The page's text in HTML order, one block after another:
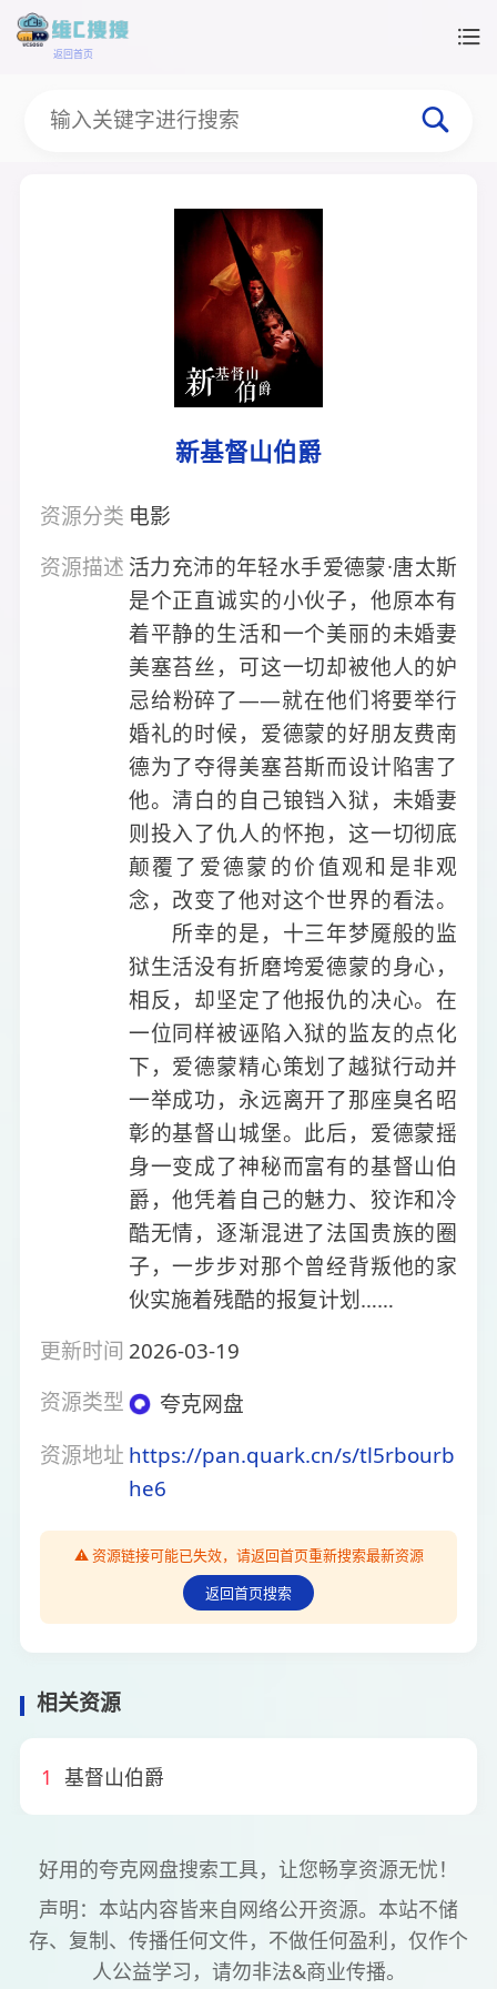
返回首页
新基督山伯爵
资源分类 电影
资源描述 活力充沛的年轻水手爱德蒙·唐太斯
是个正直诚实的小伙子，他原本有
着平静的生活和一个美丽的未婚妻
美塞苔丝，可这一切却被他人的妒
忌给粉碎了——就在他们将要举行
婚礼的时候，爱德蒙的好朋友费南
德为了夺得美塞苔斯而设计陷害了
他。清白的自己锒铛入狱，未婚妻
则投入了仇人的怀抱，这一切彻底
颠覆了爱德蒙的价值观和是非观
念，改变了他对这个世界的看法。
所幸的是，十三年梦魇般的监
狱生活没有折磨垮爱德蒙的身心，
相反，却坚定了他报仇的决心。在
一位同样被诬陷入狱的监友的点化
下，爱德蒙精心策划了越狱行动并
一举成功，永远离开了那座臭名昭
彰的基督山城堡。此后，爱德蒙摇
身一变成了神秘而富有的基督山伯
爵，他凭着自己的魅力、狡诈和冷
酷无情，逐渐混进了法国贵族的圈
子，一步步对那个曾经背叛他的家
伙实施着残酷的报复计划……
更新时间 2026-03-19
资源类型
夸克网盘
资源地址 https://pan.quark.cn/s/tl5rbourb
he6
⚠️ 资源链接可能已失效，请返回首页重新搜索最新资源
返回首页搜索
相关资源
1 基督山伯爵
好用的夸克网盘搜索工具，让您畅享资源无忧！
声明：本站内容皆来自网络公开资源。本站不储
存、复制、传播任何文件，不做任何盈利，仅作个
人公益学习，请勿非法&商业传播。